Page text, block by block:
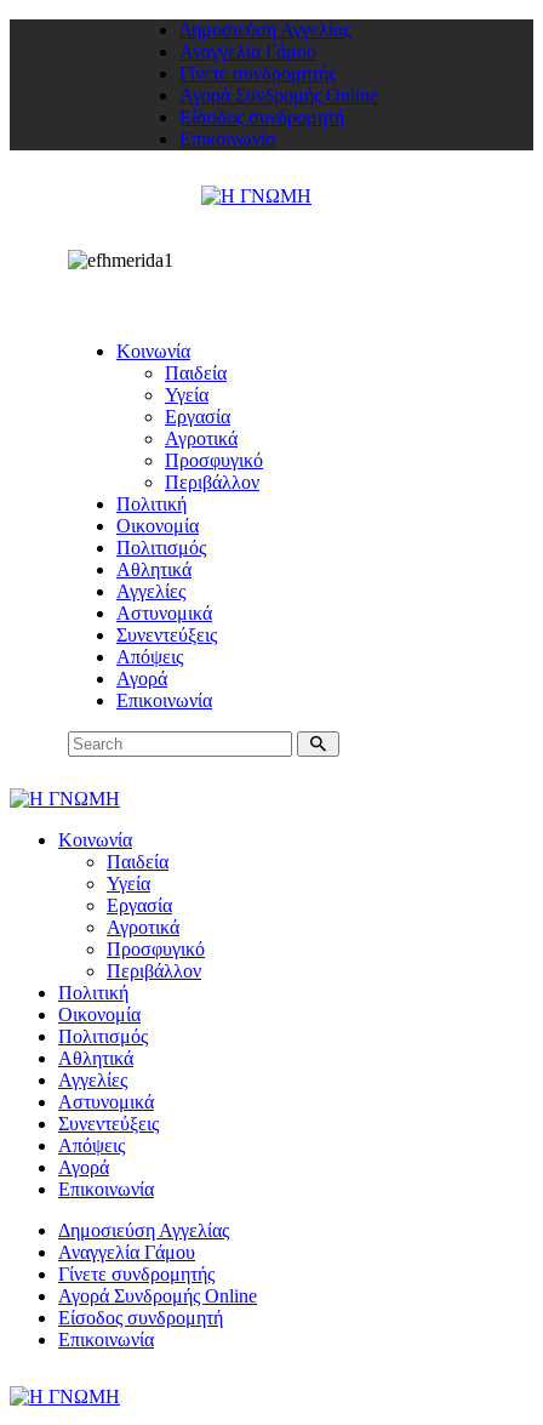
Δημοσιεύση Αγγελίας
Αναγγελία Γάμου
Γίνετε συνδρομητής
Αγορά Συνδρομής Online
Είσοδος συνδρομητή
Επικοινωνία
Κοινωνία
Παιδεία
Υγεία
Εργασία
Αγροτικά
Προσφυγικό
Περιβάλλον
Πολιτική
Οικονομία
Πολιτισμός
Αθλητικά
Αγγελίες
Αστυνομικά
Συνεντεύξεις
Απόψεις
Αγορά
Επικοινωνία
Κοινωνία
Παιδεία
Υγεία
Εργασία
Αγροτικά
Προσφυγικό
Περιβάλλον
Πολιτική
Οικονομία
Πολιτισμός
Αθλητικά
Αγγελίες
Αστυνομικά
Συνεντεύξεις
Απόψεις
Αγορά
Επικοινωνία
Δημοσιεύση Αγγελίας
Αναγγελία Γάμου
Γίνετε συνδρομητής
Αγορά Συνδρομής Online
Είσοδος συνδρομητή
Επικοινωνία